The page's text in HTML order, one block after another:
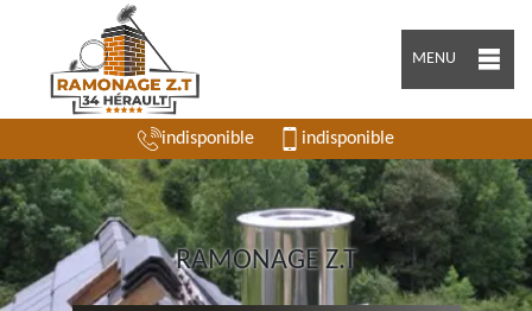
MENU
indisponible indisponible
RAMONAGE Z.T